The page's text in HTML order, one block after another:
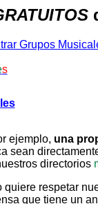
s
ejemplo, una
sean
directorios
respetar
que tiene un